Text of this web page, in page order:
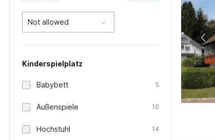
Not allowed
Kinderspielplatz
Babybett 5
Außenspiele 10
Hochstuhl 14